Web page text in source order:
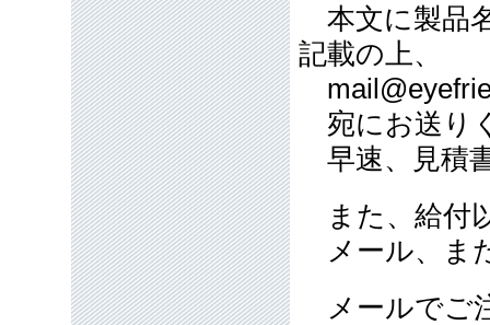
本文に製品
記載の上、
宛にお送り
早速、見積
また、給付
メール、ま
メールでご